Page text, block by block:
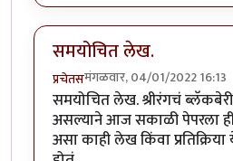
समयोचित लेख.
प्रचेतसमंगळवार, 04/01/2022 16:13
समयोचित लेख. श्रीरंगचं
असल्याने आज सकाळी पेपरला
असा काही लेख किंवा